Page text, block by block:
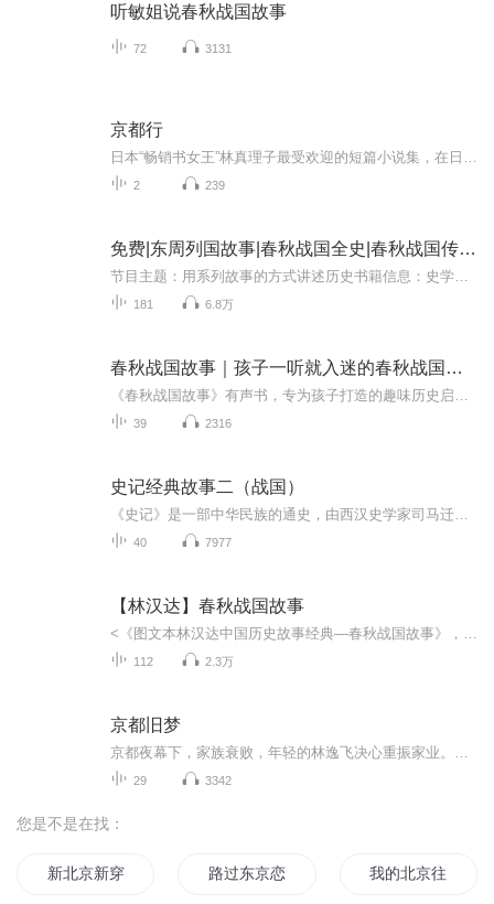
听敏姐说春秋战国故事
72 3131
京都行
2 239
免费|东周列国故事|春秋战国全史|春秋战国传|公版
181 6.8万
春秋战国故事｜孩子一听就入迷的春秋战国！家长闭眼入
39 2316
史记经典故事二（战国）
40 7977
【林汉达】春秋战国故事
112 2.3万
京都旧梦
29 3342
您是不是在找：
新北京新穿越 路过东京恋上你 我的北京往事